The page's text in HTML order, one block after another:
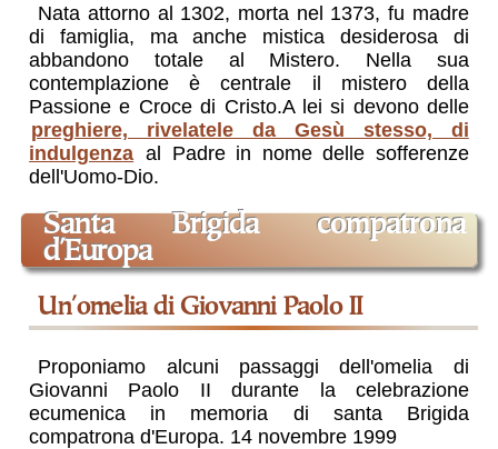
Nata attorno al 1302, morta nel 1373, fu madre
di famiglia, ma anche mistica desiderosa di
abbandono totale al Mistero. Nella sua
contemplazione è centrale il mistero della
Passione e Croce di Cristo.A lei si devono delle
preghiere, rivelatele da Gesù stesso, di
indulgenza al Padre in nome delle sofferenze
dell'Uomo-Dio.
Santa Brigida compatrona
d'Europa
un'omelia di Giovanni Paolo II
Proponiamo alcuni passaggi dell'omelia di
Giovanni Paolo II durante la celebrazione
ecumenica in memoria di santa Brigida
compatrona d'Europa. 14 novembre 1999